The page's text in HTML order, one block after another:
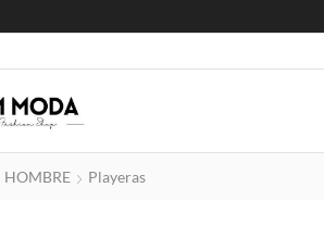
HOMBRE Playeras